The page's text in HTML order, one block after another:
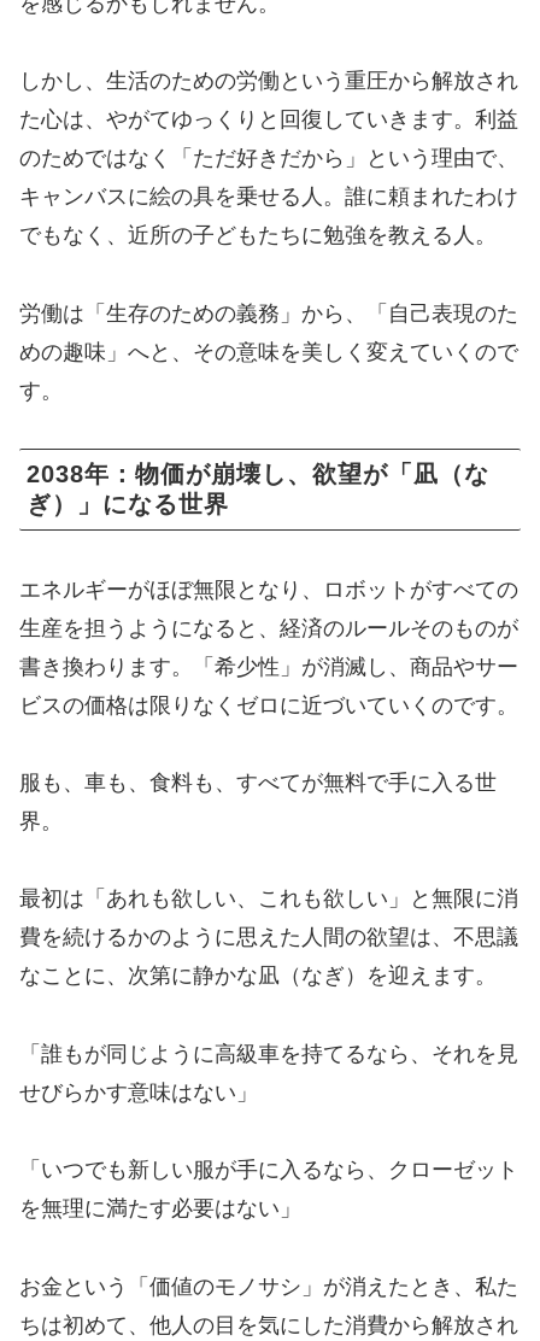
しかし、生活のための労働という重圧から解放され
た心は、やがてゆっくりと回復していきます。利益
のためではなく「ただ好きだから」という理由で、
キャンバスに絵の具を乗せる人。誰に頼まれたわけ
でもなく、近所の子どもたちに勉強を教える人。
労働は「生存のための義務」から、「自己表現のた
めの趣味」へと、その意味を美しく変えていくので
す。
2038年：物価が崩壊し、欲望が「凪（な
ぎ）」になる世界
エネルギーがほぼ無限となり、ロボットがすべての
生産を担うようになると、経済のルールそのものが
書き換わります。「希少性」が消滅し、商品やサー
ビスの価格は限りなくゼロに近づいていくのです。
服も、車も、食料も、すべてが無料で手に入る世
界。
最初は「あれも欲しい、これも欲しい」と無限に消
費を続けるかのように思えた人間の欲望は、不思議
なことに、次第に静かな凪（なぎ）を迎えます。
「誰もが同じように高級車を持てるなら、それを見
せびらかす意味はない」
「いつでも新しい服が手に入るなら、クローゼット
を無理に満たす必要はない」
お金という「価値のモノサシ」が消えたとき、私た
ちは初めて、他人の目を気にした消費から解放され